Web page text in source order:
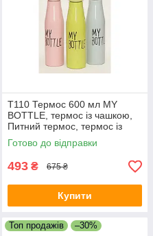
T110 Термос 600 мл MY
BOTTLE, термос із чашкою,
Питний термос, термос із
кришкою
Готово до відправки
493 ₴ 675 ₴
Купити
Топ продажів –30%